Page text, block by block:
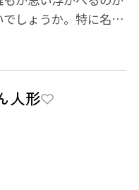
しょうか。特に名古
海駅が近く...
人形